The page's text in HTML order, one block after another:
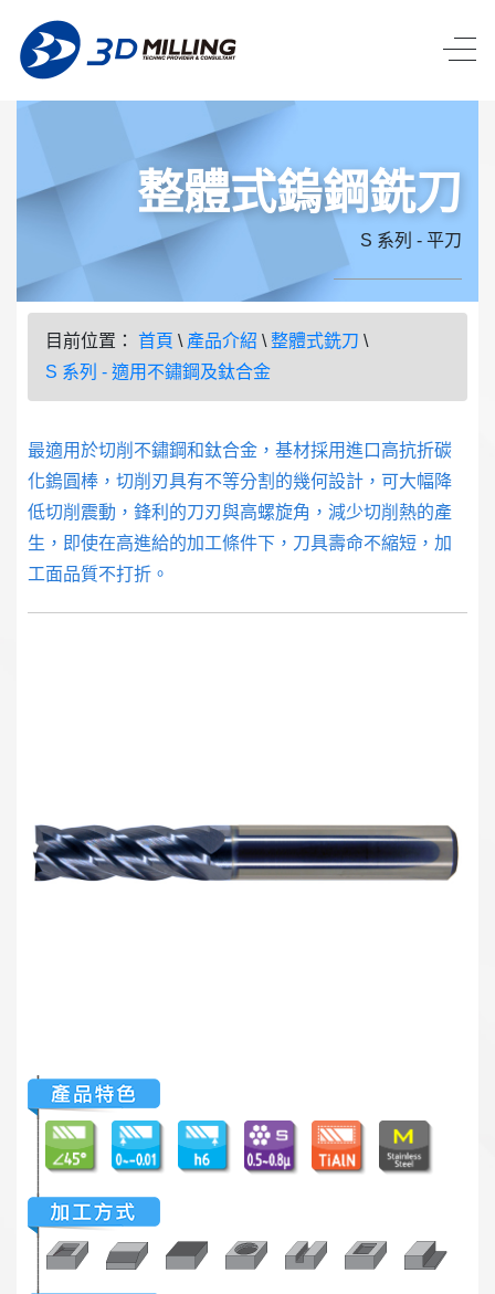
整體式鎢鋼銑刀
S 系列 - 平刀
目前位置： 首頁 \ 產品介紹 \ 整體式銑刀 \
S 系列 - 適用不鏽鋼及鈦合金
最適用於切削不鏽鋼和鈦合金，基材採用進口高抗折碳
化鎢圓棒，切削刃具有不等分割的幾何設計，可大幅降
低切削震動，鋒利的刀刃與高螺旋角，減少切削熱的產
生，即使在高進給的加工條件下，刀具壽命不縮短，加
工面品質不打折。